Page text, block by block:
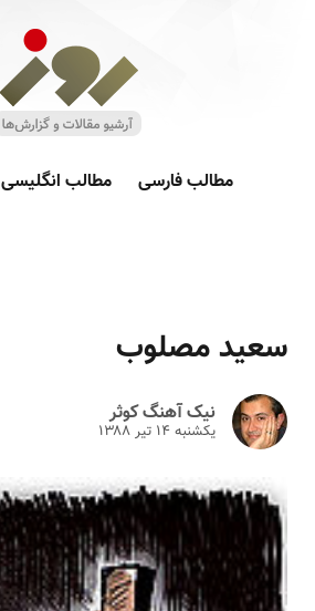
مطالب فارسی مطالب انگلیسی
سعید مصلوب
نیک آهنگ کوثر
یکشنبه ۱۴ تير ۱۳۸۸